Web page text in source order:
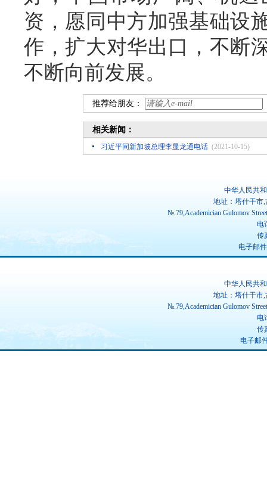
资，愿同中方加强基础设
作，扩大对华出口，不断
不断向前发展。
推荐给朋友：
相关新闻：
习近平同新加坡总理李显龙通电话 (2021-10-15)
中华人民共
地址：塔什干市
№.79,Academician Gulomov
电
传
电子邮件
中华人民共
地址：塔什干市
№.79,Academician Gulomov
电
传
电子邮